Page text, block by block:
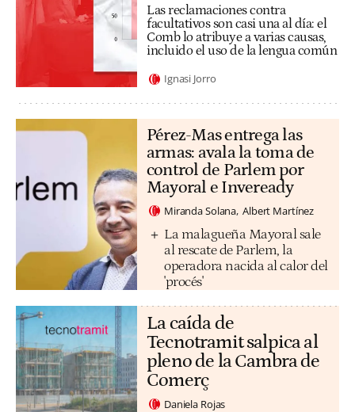
Las reclamaciones contra
facultativos son casi una al día: el
Comb lo atribuye a varias causas,
incluido el uso de la lengua común
Ignasi Jorro
Pérez-Mas entrega las
armas: avala la toma de
control de Parlem por
Mayoral e Inveready
Miranda Solana Albert Martínez
La malagueña Mayoral sale
al rescate de Parlem, la
operadora nacida al calor del
'procés'
La caída de
Tecnotramit salpica al
pleno de la Cambra de
Comerç
Daniela Rojas